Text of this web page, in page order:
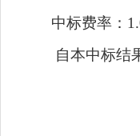
中标费率：
自本中标结